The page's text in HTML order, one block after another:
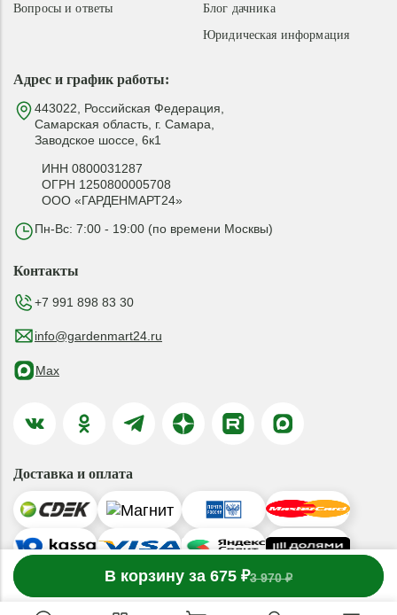
В корзину за 675 ₽3 970 ₽
1 товар в корзине
Адрес и график работы:
443022, Российская Федерация,
Самарская область, г. Самара,
Заводское шоссе, 6к1
ИНН 0800031287
ОГРН 1250800005708
ООО «ГАРДЕНМАРТ24»
Пн-Вс: 7:00 - 19:00 (по времени Москвы)
Блог дачника
Юридическая информация
Вопросы и ответы
Контакты
+7 991 898 83 30
info@gardenmart24.ru
Max
Доставка и оплата
© 2019-2026 ООО «ГАРДЕНМАРТ24»